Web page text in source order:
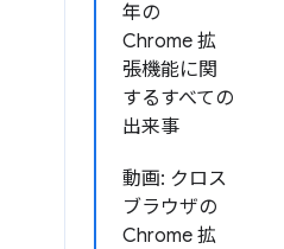
年の
Chrome 拡
張機能に関
するすべての
出来事
動画: クロス
ブラウザの
Chrome 拡